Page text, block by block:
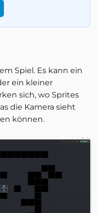
Spiel. Es kann ein
ein kleiner
sich, wo Sprites
die Kamera sieht
können.